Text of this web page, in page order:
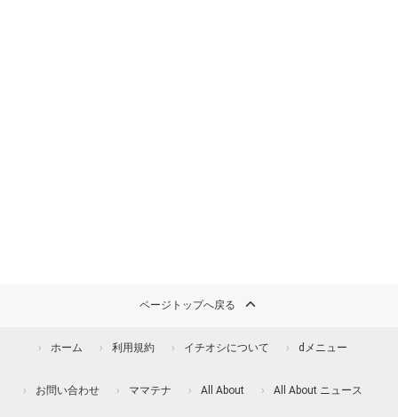
ページトップへ戻る
ホーム 利用規約 イチオシについて dメニュー
お問い合わせ ママテナ All About All About ニュース